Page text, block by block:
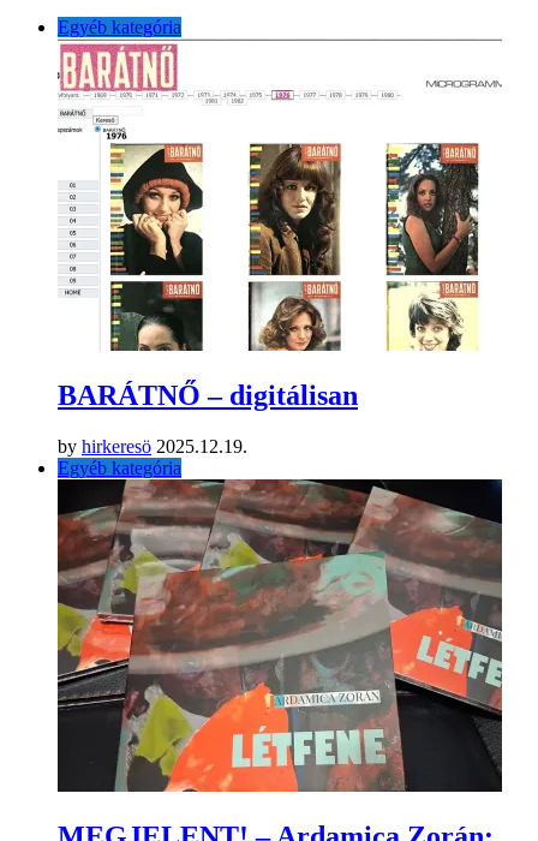
Egyéb kategória
BARÁTNŐ – digitálisan
by hirkeresö 2025.12.19.
Egyéb kategória